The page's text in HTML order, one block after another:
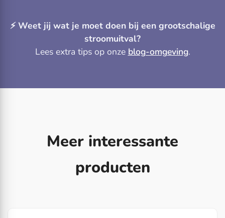
⚡️ Weet jij wat je moet doen bij een grootschalige
stroomuitval?
Lees extra tips op onze blog-omgeving.
Meer interessante
producten